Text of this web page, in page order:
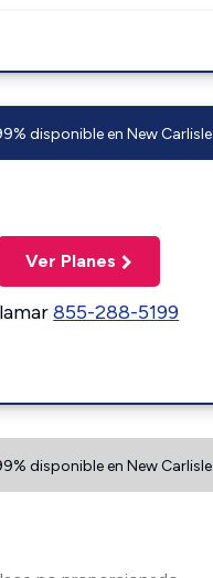
disponible en New Carlisle
Ver Planes
855-288-5199
disponible en New Carlisle